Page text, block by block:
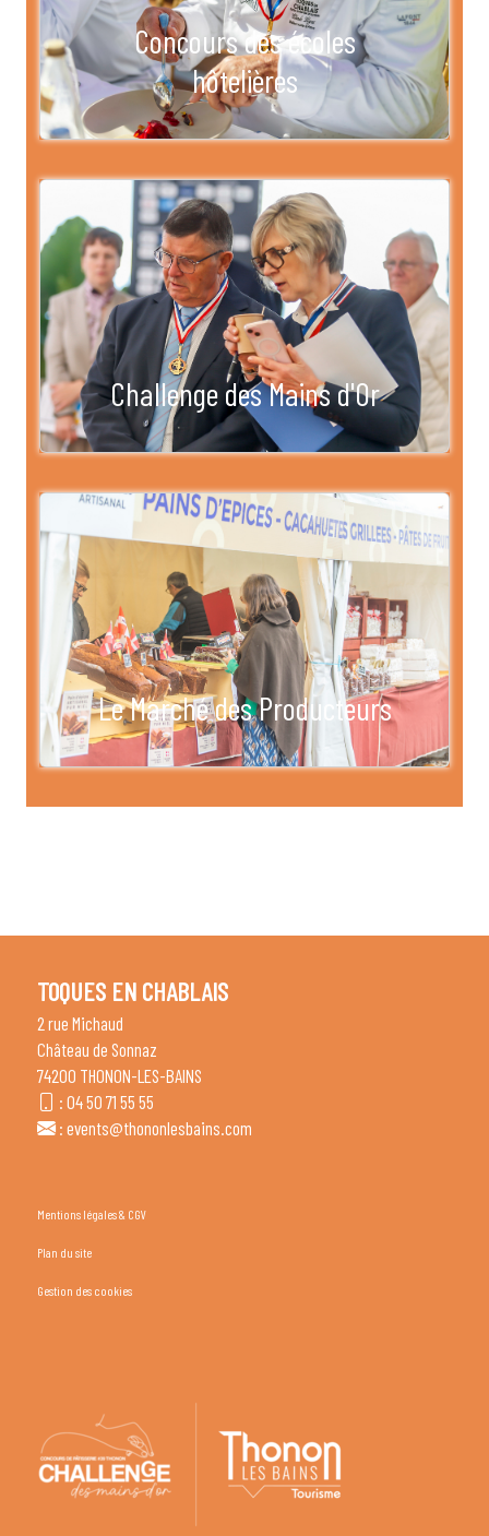
Concours des écoles
hôtelières
Challenge des Mains d'Or
Le Marché des Producteurs
TOQUES EN CHABLAIS
2 rue Michaud
Château de Sonnaz
74200 THONON-LES-BAINS
: 04 50 71 55 55
: events@thononlesbains.com
Mentions légales & CGV
Plan du site
Gestion des cookies